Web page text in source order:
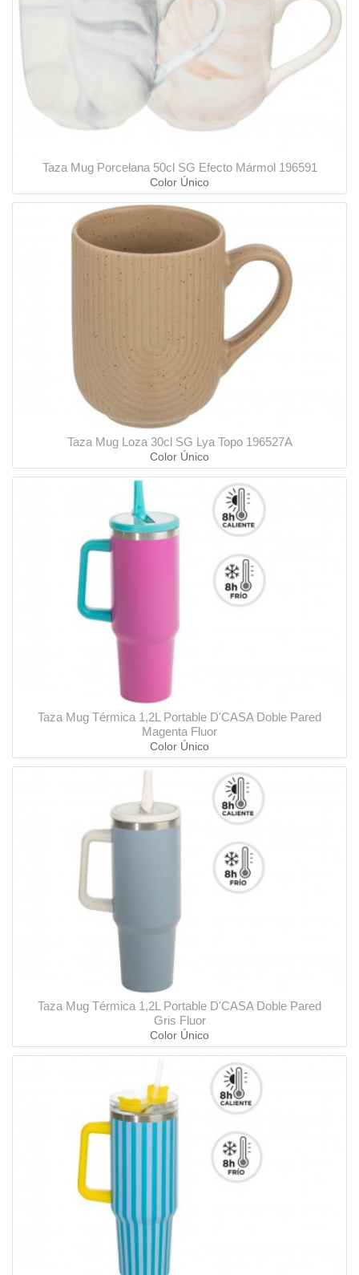
Taza Mug Porcelana 50cl SG Efecto Mármol 196591
Color Único
Taza Mug Loza 30cl SG Lya Topo 196527A
Color Único
Taza Mug Térmica 1,2L Portable D'CASA Doble Pared
Magenta Fluor
Color Único
Taza Mug Térmica 1,2L Portable D'CASA Doble Pared
Gris Fluor
Color Único